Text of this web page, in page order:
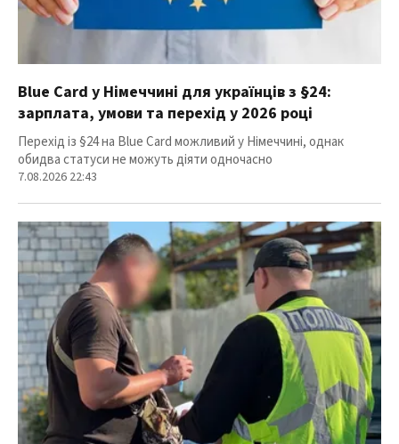
Blue Card у Німеччині для українців з §24:
зарплата, умови та перехід у 2026 році
Перехід із §24 на Blue Card можливий у Німеччині, однак
обидва статуси не можуть діяти одночасно
7.08.2026 22:43